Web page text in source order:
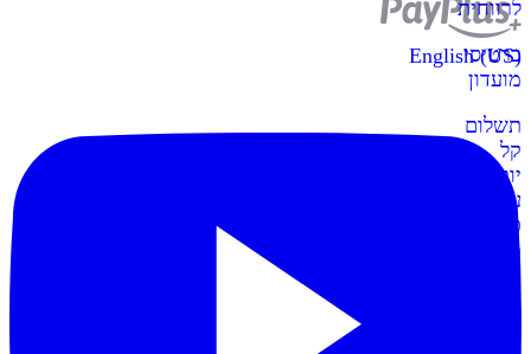
לרווחית
כרטיסי
מועדון
תשלום
קל
יותר
עם
כרטיסי
מועדון
קופות
English (US)